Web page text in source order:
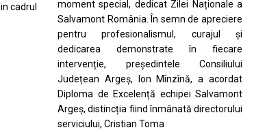
cadrul
moment special, dedicat Zilei Naționale a
Salvamont România. În semn de apreciere
pentru profesionalismul, curajul și
dedicarea demonstrate în fiecare
intervenție, președintele Consiliului
Județean Argeș, Ion Mînzînă, a acordat
Diploma de Excelență echipei Salvamont
Argeș, distincția fiind înmânată directorului
serviciului, Cristian Toma